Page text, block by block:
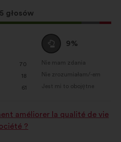
głosów
70
18
61
Wstrzymuję
się
:
9%
w
Nie mam zdania
:razy
Nie zrozumiałam/-em
:razy
Jest mi to obojętne
:razy
améliorer la qualité de vie
?